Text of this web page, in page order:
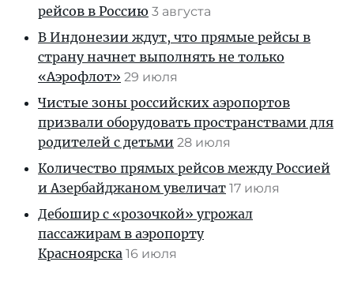
рейсов в Россию 3 августа
В Индонезии ждут, что прямые рейсы в
страну начнет выполнять не только
«Аэрофлот» 29 июля
Чистые зоны российских аэропортов
призвали оборудовать пространствами для
родителей с детьми 28 июля
Количество прямых рейсов между Россией
и Азербайджаном увеличат 17 июля
Дебошир с «розочкой» угрожал
пассажирам в аэропорту
Красноярска 16 июля